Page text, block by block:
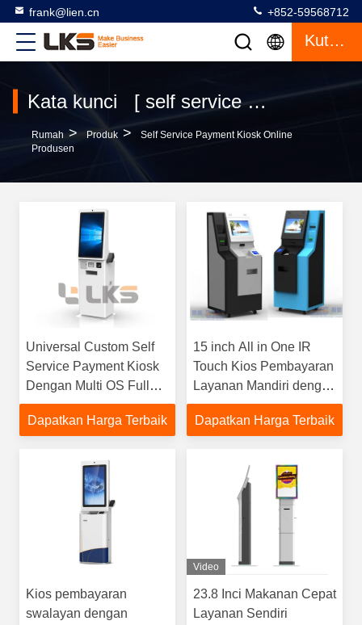
frank@lien.cn +852-59568712
Kutipan
Kata kunci [ self service payment kiosk ] Cocok 120 Produk
Rumah > Produk >
Self Service Payment Kiosk Online
Produsen
Universal Custom Self
Service Payment Kiosk
Dengan Multi OS Full
Modular Hardware
Dapatkan Harga Terbaik
15 inch All in One IR
Touch Kios Pembayaran
Layanan Mandiri dengan
Dispenser Tunai
Dapatkan Harga Terbaik
Kios pembayaran
swalayan dengan
Video
23.8 Inci Makanan Cepat
Layanan Sendiri